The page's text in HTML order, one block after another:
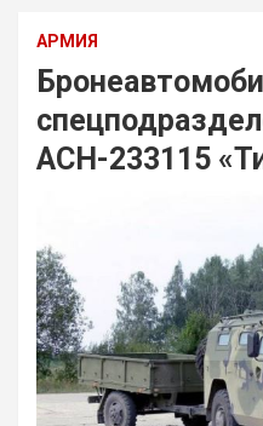
АРМИЯ
АСН-233115